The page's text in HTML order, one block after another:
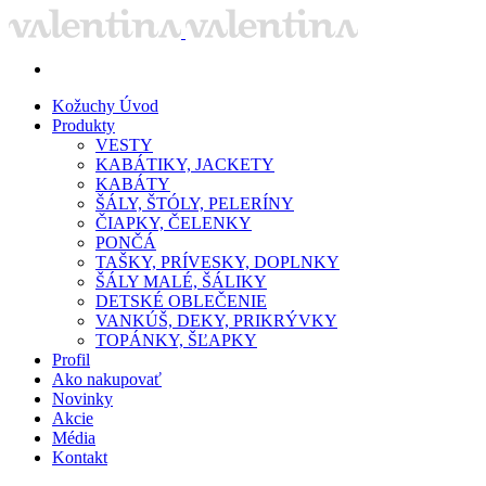
Kožuchy Úvod
Produkty
VESTY
KABÁTIKY, JACKETY
KABÁTY
ŠÁLY, ŠTÓLY, PELERÍNY
ČIAPKY, ČELENKY
PONČÁ
TAŠKY, PRÍVESKY, DOPLNKY
ŠÁLY MALÉ, ŠÁLIKY
DETSKÉ OBLEČENIE
VANKÚŠ, DEKY, PRIKRÝVKY
TOPÁNKY, ŠĽAPKY
Profil
Ako nakupovať
Novinky
Akcie
Média
Kontakt